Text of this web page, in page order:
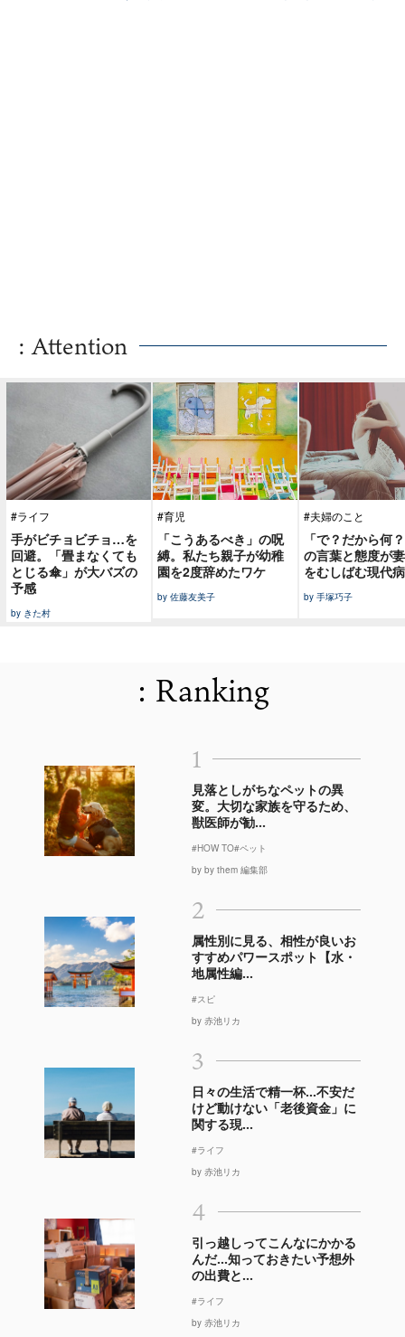
: Attention
#ライフ
手がビチョビチョ…を
回避。「畳まなくても
とじる傘」が大バズの
予感
by きた村
#育児
「こうあるべき」の呪
縛。私たち親子が幼稚
園を2度辞めたワケ
by 佐藤友美子
#夫婦のこと
「で？だから何
の言葉と態度が
をむしばむ現代病
by 手塚巧子
: Ranking
1
見落としがちなペットの異
変。大切な家族を守るため、
獣医師が勧...
#HOW TO#ペット
by by them 編集部
2
属性別に見る、相性が良いお
すすめパワースポット【水・
地属性編...
#スピ
by 赤池リカ
3
日々の生活で精一杯…不安だ
けど動けない「老後資金」に
関する現...
#ライフ
by 赤池リカ
4
引っ越しってこんなにかかる
んだ…知っておきたい予想外
の出費と...
#ライフ
by 赤池リカ